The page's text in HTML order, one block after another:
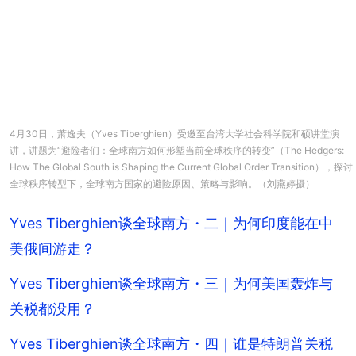
4月30日，萧逸夫（Yves Tiberghien）受邀至台湾大学社会科学院和硕讲堂演
讲，讲题为“避险者们：全球南方如何形塑当前全球秩序的转变”（The Hedgers:
How The Global South is Shaping the Current Global Order Transition），探讨
全球秩序转型下，全球南方国家的避险原因、策略与影响。（刘燕婷摄）
Yves Tiberghien谈全球南方・二｜为何印度能在中
美俄间游走？
Yves Tiberghien谈全球南方・三｜为何美国轰炸与
关税都没用？
Yves Tiberghien谈全球南方・四｜谁是特朗普关税